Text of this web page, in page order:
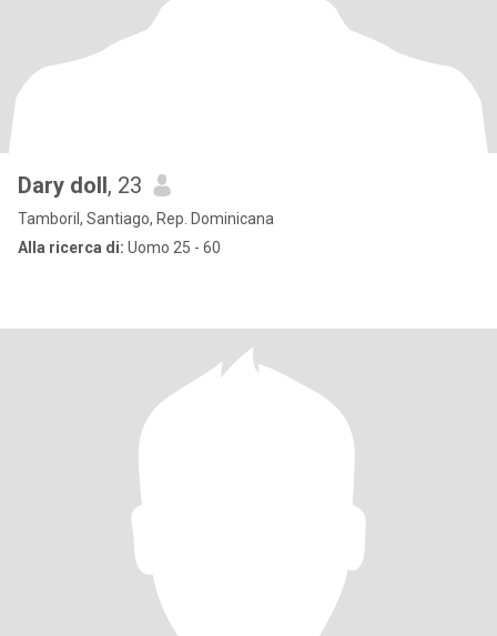
Dary doll, 23
Tamboril, Santiago, Rep. Dominicana
Alla ricerca di: Uomo 25 - 60